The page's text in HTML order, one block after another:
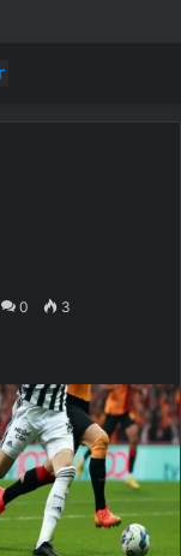
0 3